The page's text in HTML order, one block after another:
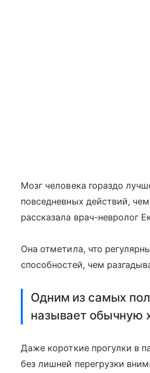
Мозг человека гораздо
повседневных действий,
рассказала врач-невролог
Она отметила, что
способностей, чем
Одним из самых
называет обычную
Даже короткие прогулки в
без лишней перегрузки